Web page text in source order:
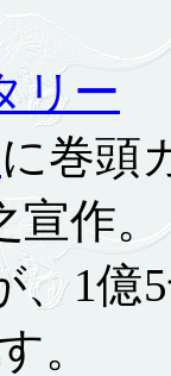
リー
に巻頭
作。
1億
。